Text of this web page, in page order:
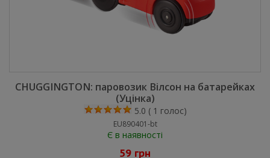
CHUGGINGTON: паровозик Вілсон на батарейках
(Уцінка)
5.0 ( 1 голос)
EU890401-bt
Є в наявності
59 грн